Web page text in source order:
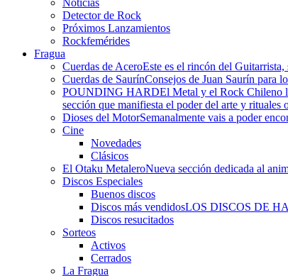
Noticias
Detector de Rock
Próximos Lanzamientos
Rockfemérides
Fragua
Cuerdas de AceroEste es el rincón del
Cuerdas de SaurínConsejos de Juan Saurín para
POUNDING HARDEl Metal y el Rock Chileno
sección que manifiesta el poder del arte y rituales
Dioses del MotorSemanalmente vais a poder
Cine
Novedades
Clásicos
El Otaku MetaleroNueva sección dedicada al
Discos Especiales
Buenos discos
Discos más vendidosLOS DISCOS DE
Discos resucitados
Sorteos
Activos
Cerrados
La Fragua